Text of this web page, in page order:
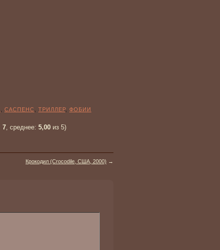
САСПЕНС ТРИЛЛЕР, ФОБИИ
7, среднее: 5,00 из 5)
Крокодил (Crocodile, США, 2000) →